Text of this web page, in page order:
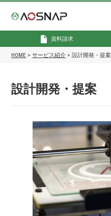
資料請求
HOME >サービス紹介 >設計開発・提案
設計開発・提案